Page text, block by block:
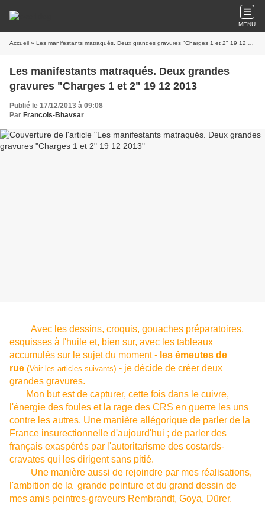
MENU
Accueil » Les manifestants matraqués. Deux grandes gravures "Charges 1 et 2" 19 12 2013
Les manifestants matraqués. Deux grandes
gravures "Charges 1 et 2" 19 12 2013
Publié le 17/12/2013 à 09:08
Par Francois-Bhavsar
Avec les dessins, croquis, gouaches préparatoires,
esquisses à l'huile et, bien sur, avec les tableaux
accumulés sur le sujet du moment - les émeutes de
rue (Voir les articles suivants) - je décide de créer deux
grandes gravures.
Mon but est de capturer, cette fois dans le cuivre,
l'énergie des foules et la rage des CRS en guerre les uns
contre les autres. Une manière allégorique de parler de la
France insurectionnelle d'aujourd'hui ; de parler des
français exaspérés par l'autoritarisme des costards-
cravates qui les dirigent sans pitié.
Une manière aussi de rejoindre par mes réalisations,
l'ambition de la grande peinture et du grand dessin de
mes amis peintres-graveurs Rembrandt, Goya, Dürer.